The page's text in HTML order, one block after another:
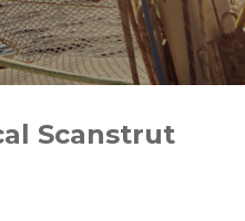
Scanstrut